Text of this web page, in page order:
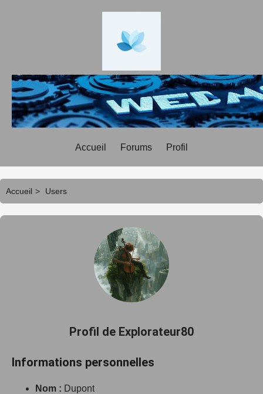
Accueil Forums Profil
Accueil > Users
Profil de Explorateur80
Informations personnelles
Nom : Dupont